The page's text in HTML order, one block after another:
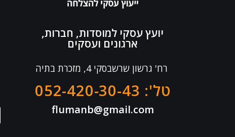
יועץ עסקי למוסדות, חברות,
ארגונים ועסקים
רח' גרשון שרשבסקי 4, מזכרת בתיה
טל': 052-420-30-43
flumanb@gmail.com